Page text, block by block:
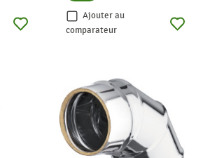
Ajouter au
comparateur